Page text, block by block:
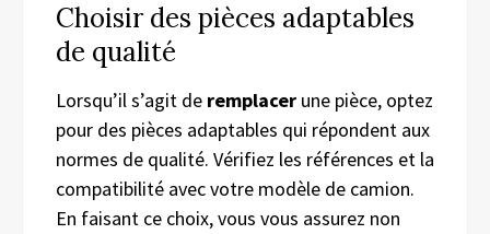
Choisir des pièces adaptables
de qualité
Lorsqu’il s’agit de remplacer une pièce, optez
pour des pièces adaptables qui répondent aux
normes de qualité. Vérifiez les références et la
compatibilité avec votre modèle de camion.
En faisant ce choix, vous vous assurez non